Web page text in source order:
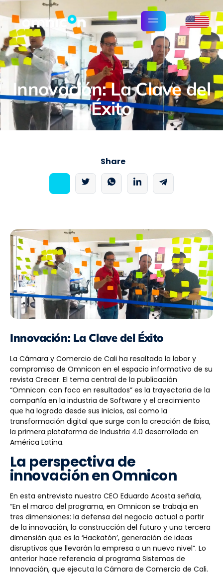
Innovación: La Clave del
Éxito
Share
Innovación: La Clave del Éxito
La Cámara y Comercio de Cali ha resaltado la labor y
compromiso de Omnicon en el espacio informativo de su
revista Crecer. El tema central de la publicación
“Omnicon: con foco en resultados” es la trayectoria de la
compañía en la industria de Software y el crecimiento
que ha logrado desde sus inicios, así como la
transformación digital que surge con la creación de Ibisa,
la primera plataforma de Industria 4.0 desarrollada en
América Latina.
La perspectiva de
innovación en Omnicon
En esta entrevista nuestro CEO Eduardo Acosta señala,
“En el marco del programa, en Omnicon se trabaja en
tres dimensiones: la defensa del negocio actual a partir
de la innovación, la construcción del futuro y una tercera
dimensión que es la ‘Hackatón’, generación de ideas
disruptivas que llevarán la empresa a un nuevo nivel”. Lo
anterior hace referencia al programa Sistemas de
Innovación, que ejecuta la Cámara de Comercio de Cali.